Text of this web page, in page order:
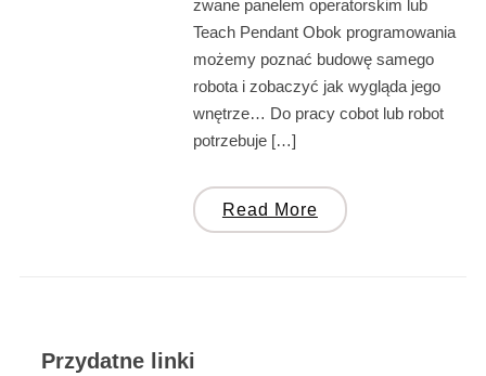
zwane panelem operatorskim lub
Teach Pendant Obok programowania
możemy poznać budowę samego
robota i zobaczyć jak wygląda jego
wnętrze… Do pracy cobot lub robot
potrzebuje […]
Read More
Przydatne linki